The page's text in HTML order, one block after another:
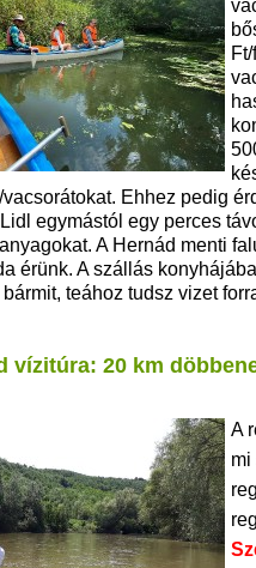
Ehhez pedig
egymástól egy perces
A Hernád menti
érünk. A szállás
teához tudsz vizet
vízitúra: 20 km
A
mi